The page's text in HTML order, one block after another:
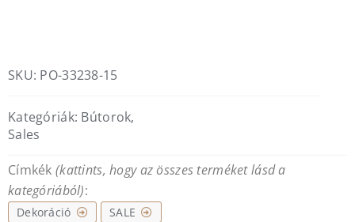
nagy
SKU: PO-33238-15
Kategóriák: Bútorok,
Sales
Címkék (kattints, hogy az összes terméket lásd a
kategóriából):
Dekoráció SALE